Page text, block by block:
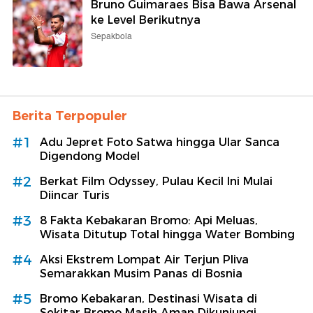
Bruno Guimaraes Bisa Bawa Arsenal
ke Level Berikutnya
Sepakbola
Berita Terpopuler
#1
Adu Jepret Foto Satwa hingga Ular Sanca
Digendong Model
#2
Berkat Film Odyssey, Pulau Kecil Ini Mulai
Diincar Turis
#3
8 Fakta Kebakaran Bromo: Api Meluas,
Wisata Ditutup Total hingga Water Bombing
#4
Aksi Ekstrem Lompat Air Terjun Pliva
Semarakkan Musim Panas di Bosnia
#5
Bromo Kebakaran, Destinasi Wisata di